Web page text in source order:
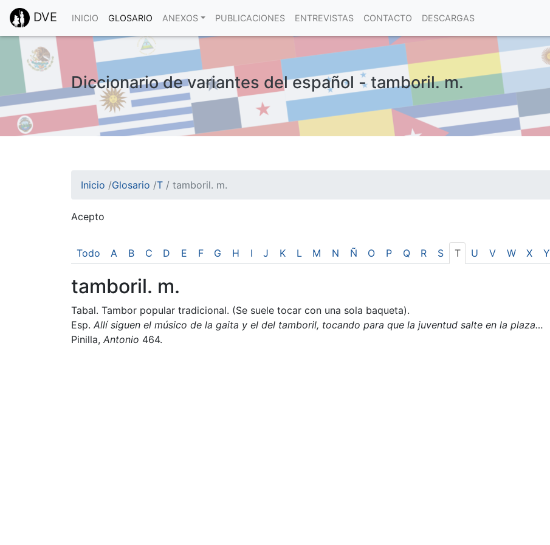
DVE INICIO GLOSARIO ANEXOS PUBLICACIONES ENTREVISTAS CONTACTO DESCARGAS
Diccionario de variantes del español - tamboril. m.
Inicio /Glosario /T / tamboril. m.
Acepto
Todo A B C D E F G H I J K L M N Ñ O P Q R S T U V W X Y
tamboril. m.
Tabal. Tambor popular tradicional. (Se suele tocar con una sola baqueta).
Esp. Allí siguen el músico de la gaita y el del tamboril, tocando para que la juventud salte en la plaza…
Pinilla, Antonio 464.